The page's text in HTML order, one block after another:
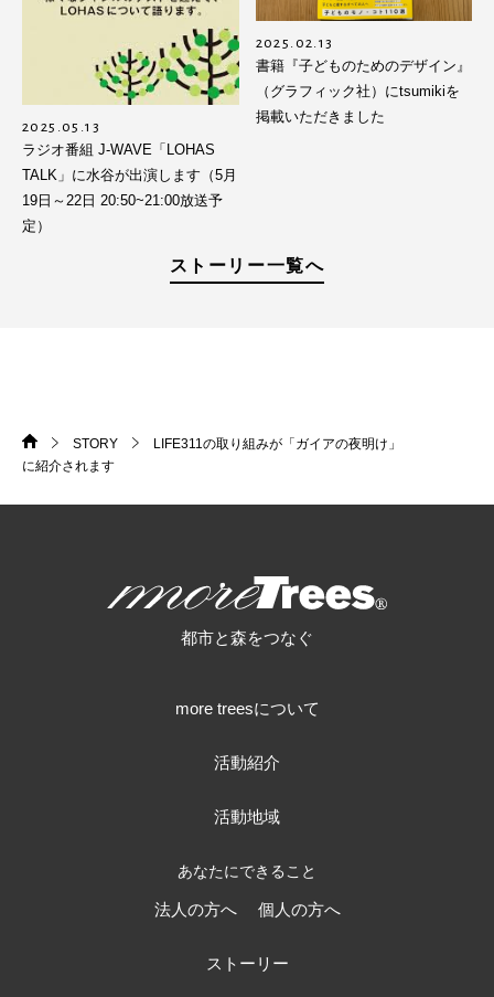
2025.05.13
ラジオ番組 J-WAVE「LOHAS
TALK」に水谷が出演します（5月
19日～22日 20:50~21:00放送予
定）
2025.02.13
書籍『子どものためのデザイン』
（グラフィック社）にtsumikiを
掲載いただきました
ストーリー一覧へ
HOME>
STORY
LIFE311の取り組みが「ガイアの夜明け」
に紹介されます
都市と森をつなぐ
more treesについて
活動紹介
活動地域
あなたにできること
法人の方へ 個人の方へ
ストーリー